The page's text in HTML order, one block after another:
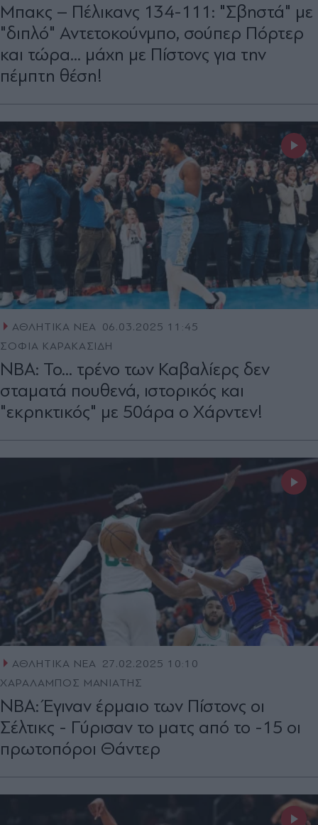
Μπακς – Πέλικανς 134-111: "Σβηστά" με
"διπλό" Αντετοκούνμπο, σούπερ Πόρτερ
και τώρα... μάχη με Πίστονς για την
πέμπτη θέση!
ΑΘΛΗΤΙΚΑ ΝΕΑ 06.03.2025 11:45
ΣΟΦΙΑ ΚΑΡΑΚΑΣΙΔΗ
NBA: Το... τρένο των Καβαλίερς δεν
σταματά πουθενά, ιστορικός και
"εκρηκτικός" με 50άρα ο Χάρντεν!
ΑΘΛΗΤΙΚΑ ΝΕΑ 27.02.2025 10:10
ΧΑΡΑΛΑΜΠΟΣ ΜΑΝΙΑΤΗΣ
NBA: Έγιναν έρμαιο των Πίστονς οι
Σέλτικς - Γύρισαν το ματς από το -15 οι
πρωτοπόροι Θάντερ